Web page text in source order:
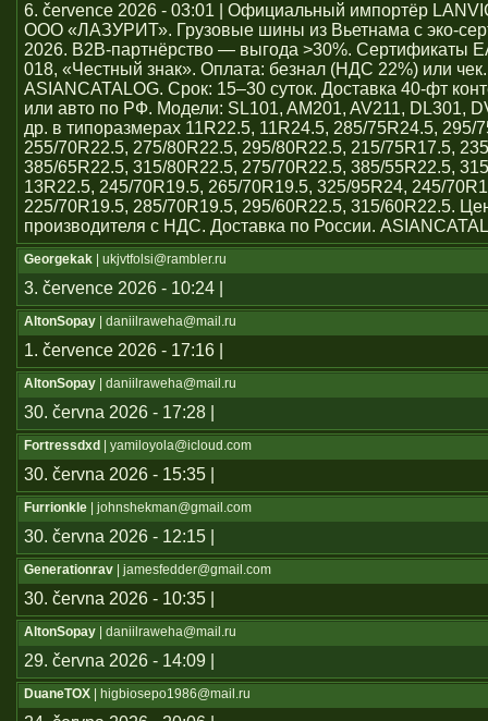
6. července 2026 - 03:01 | Официальный импортёр
ООО «ЛАЗУРИТ». Грузовые шины из Вьетнама с эко-
2026. B2B-партнёрство — выгода >30%. Сертификаты
018, «Честный знак». Оплата: безнал (НДС 22%) или
ASIANCATALOG. Срок: 15–30 суток. Доставка 40-фт
или авто по РФ. Модели: SL101, AM201, AV211, DL301,
др. в типоразмерах 11R22.5, 11R24.5, 285/75R24.5, 295/
255/70R22.5, 275/80R22.5, 295/80R22.5, 215/75R17.5,
385/65R22.5, 315/80R22.5, 275/70R22.5, 385/55R22.5,
13R22.5, 245/70R19.5, 265/70R19.5, 325/95R24, 245/
225/70R19.5, 285/70R19.5, 295/60R22.5, 315/60R22.5.
производителя с НДС. Доставка по России.
Georgekak | ukjvtfolsi@rambler.ru
3. července 2026 - 10:24 |
AltonSopay | daniilraweha@mail.ru
1. července 2026 - 17:16 |
AltonSopay | daniilraweha@mail.ru
30. června 2026 - 17:28 |
Fortressdxd | yamiloyola@icloud.com
30. června 2026 - 15:35 |
Furrionkle | johnshekman@gmail.com
30. června 2026 - 12:15 |
Generationrav | jamesfedder@gmail.com
30. června 2026 - 10:35 |
AltonSopay | daniilraweha@mail.ru
29. června 2026 - 14:09 |
DuaneTOX | higbiosepo1986@mail.ru